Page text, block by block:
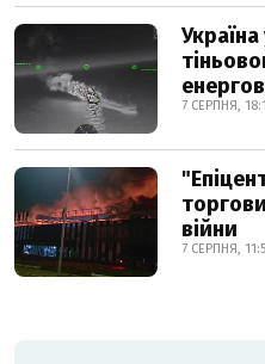
7 СЕРПНЯ,
війни
7 СЕРПНЯ,